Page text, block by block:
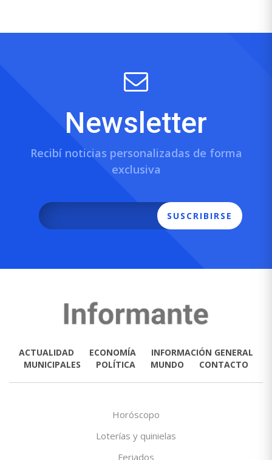
Newsletter
Recibí noticias personalizadas de forma
exclusiva
SUSCRIBIRSE
ACTUALIDAD ECONOMÍA
INFORMACIÓN GENERAL
MUNICIPALES
POLÍTICA MUNDO CONTACTO
Horóscopo
Loterías y quinielas
Feriados